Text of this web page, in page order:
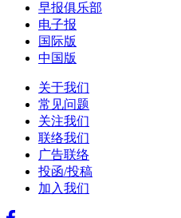
早报俱乐部
电子报
国际版
中国版
关于我们
常见问题
关注我们
联络我们
广告联络
投函/投稿
加入我们